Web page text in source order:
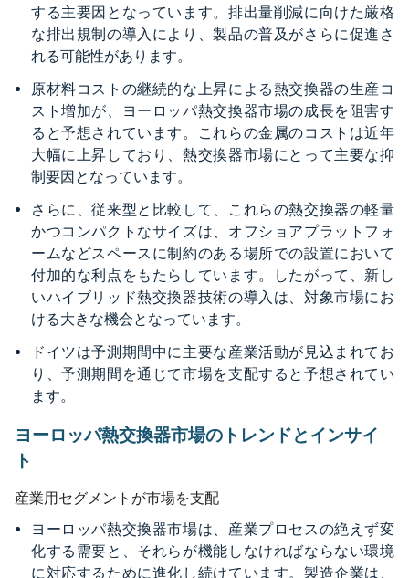
する主要因となっています。排出量削減に向けた厳格
な排出規制の導入により、製品の普及がさらに促進さ
れる可能性があります。
原材料コストの継続的な上昇による熱交換器の生産コ
スト増加が、ヨーロッパ熱交換器市場の成長を阻害す
ると予想されています。これらの金属のコストは近年
大幅に上昇しており、熱交換器市場にとって主要な抑
制要因となっています。
さらに、従来型と比較して、これらの熱交換器の軽量
かつコンパクトなサイズは、オフショアプラットフォ
ームなどスペースに制約のある場所での設置において
付加的な利点をもたらしています。したがって、新し
いハイブリッド熱交換器技術の導入は、対象市場にお
ける大きな機会となっています。
ドイツは予測期間中に主要な産業活動が見込まれてお
り、予測期間を通じて市場を支配すると予想されてい
ます。
ヨーロッパ熱交換器市場のトレンドとインサイ
ト
産業用セグメントが市場を支配
ヨーロッパ熱交換器市場は、産業プロセスの絶えず変
化する需要と、それらが機能しなければならない環境
に対応するために進化し続けています。製造企業は、